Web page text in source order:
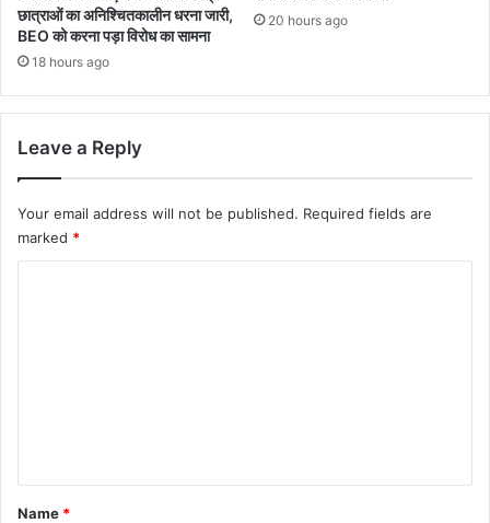
छात्राओं का अनिश्चितकालीन धरना जारी,
BEO को करना पड़ा विरोध का सामना
18 hours ago
20 hours ago
Leave a Reply
Your email address will not be published. Required fields are
marked *
*
Name *